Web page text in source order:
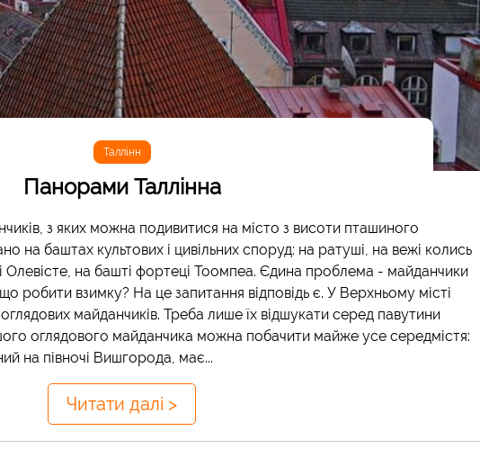
Таллінн
Панорами Таллінна
з яких можна подивитися на місто з висоти пташиного
на баштах культових і цивільних споруд: на ратуші, на вежі колись
Олевісте, на башті фортеці Тоомпеа. Єдина проблема - майданчики
робити взимку? На це запитання відповідь є. У Верхньому місті
майданчиків. Треба лише їх відшукати серед павутини
оглядового майданчика можна побачити майже усе середмістя:
на півночі Вишгорода, має...
Читати далі >